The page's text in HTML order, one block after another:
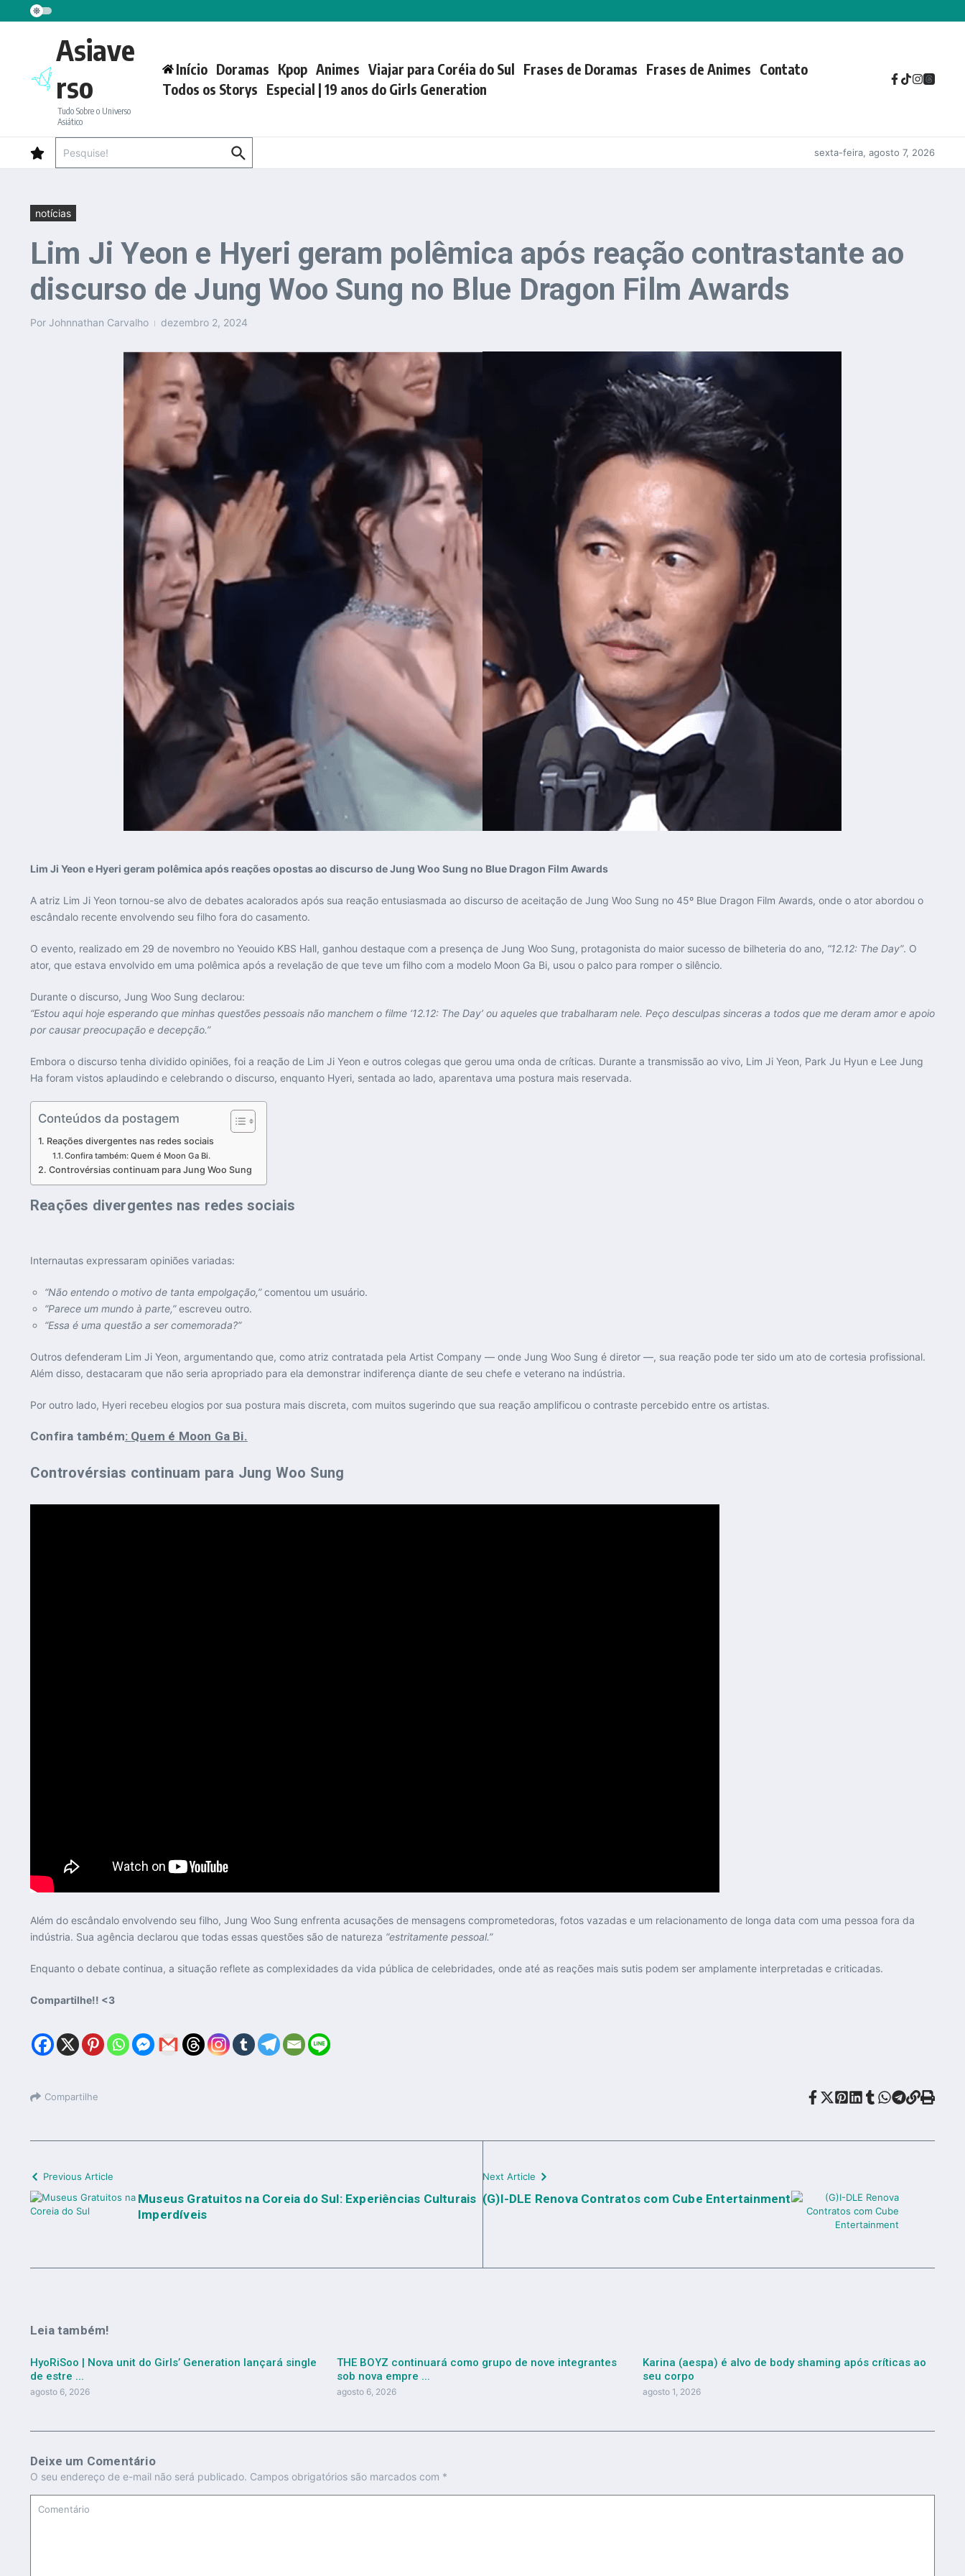
Ir para o conteúdo
Asiave
rso
Tudo Sobre o Universo
Asiático
Início Doramas Kpop Animes Viajar para Coréia do Sul Frases de Doramas Frases de Animes Contato
Todos os Storys Especial | 19 anos do Girls Generation
sexta-feira, agosto 7, 2026
notícias
Lim Ji Yeon e Hyeri geram polêmica após reação contrastante ao
discurso de Jung Woo Sung no Blue Dragon Film Awards
Por Johnnathan Carvalho dezembro 2, 2024
Lim Ji Yeon e Hyeri geram polêmica após reações opostas ao discurso de Jung Woo Sung no Blue Dragon Film Awards
A atriz Lim Ji Yeon tornou-se alvo de debates acalorados após sua reação entusiasmada ao discurso de aceitação de Jung Woo Sung no 45º Blue Dragon Film Awards, onde o ator abordou o
escândalo recente envolvendo seu filho fora do casamento.
O evento, realizado em 29 de novembro no Yeouido KBS Hall, ganhou destaque com a presença de Jung Woo Sung, protagonista do maior sucesso de bilheteria do ano, “12.12: The Day”. O
ator, que estava envolvido em uma polêmica após a revelação de que teve um filho com a modelo Moon Ga Bi, usou o palco para romper o silêncio.
Durante o discurso, Jung Woo Sung declarou:
“Estou aqui hoje esperando que minhas questões pessoais não manchem o filme ‘12.12: The Day’ ou aqueles que trabalharam nele. Peço desculpas sinceras a todos que me deram amor e apoio
por causar preocupação e decepção.”
Embora o discurso tenha dividido opiniões, foi a reação de Lim Ji Yeon e outros colegas que gerou uma onda de críticas. Durante a transmissão ao vivo, Lim Ji Yeon, Park Ju Hyun e Lee Jung
Ha foram vistos aplaudindo e celebrando o discurso, enquanto Hyeri, sentada ao lado, aparentava uma postura mais reservada.
Conteúdos da postagem
Reações divergentes nas redes sociais
Confira também: Quem é Moon Ga Bi.
Controvérsias continuam para Jung Woo Sung
Reações divergentes nas redes sociais
Internautas expressaram opiniões variadas:
“Não entendo o motivo de tanta empolgação,”comentou um usuário.
“Parece um mundo à parte,”escreveu outro.
“Essa é uma questão a ser comemorada?”
Outros defenderam Lim Ji Yeon, argumentando que, como atriz contratada pela Artist Company — onde Jung Woo Sung é diretor —, sua reação pode ter sido um ato de cortesia profissional.
Além disso, destacaram que não seria apropriado para ela demonstrar indiferença diante de seu chefe e veterano na indústria.
Por outro lado, Hyeri recebeu elogios por sua postura mais discreta, com muitos sugerindo que sua reação amplificou o contraste percebido entre os artistas.
Confira também: Quem é Moon Ga Bi.
Controvérsias continuam para Jung Woo Sung
Além do escândalo envolvendo seu filho, Jung Woo Sung enfrenta acusações de mensagens comprometedoras, fotos vazadas e um relacionamento de longa data com uma pessoa fora da
indústria. Sua agência declarou que todas essas questões são de natureza “estritamente pessoal.”
Enquanto o debate continua, a situação reflete as complexidades da vida pública de celebridades, onde até as reações mais sutis podem ser amplamente interpretadas e criticadas.
Compartilhe!! <3
Compartilhe
Previous Article
Museus Gratuitos na Coreia do Sul: Experiências Culturais
Imperdíveis
Next Article
(G)I-DLE Renova Contratos com Cube Entertainment
Leia também!
HyoRiSoo | Nova unit do Girls’ Generation lançará single
de estre ...
agosto 6, 2026
THE BOYZ continuará como grupo de nove integrantes
sob nova empre ...
agosto 6, 2026
Karina (aespa) é alvo de body shaming após críticas ao
seu corpo
agosto 1, 2026
Deixe um Comentário
O seu endereço de e-mail não será publicado. Campos obrigatórios são marcados com *